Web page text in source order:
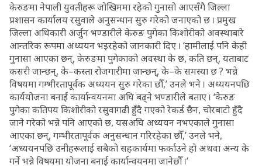
केरुङमा नेपाली युवतीहरू जोखिममा रहेको गुनासो आएसँगै जिल्ला
प्रशासन कार्यालय रसुवाले अनुसन्धान सुरु गरेको जनाएको छ । प्रमुख
जिल्ला अधिकारी अर्जुन भण्डारीले केरुङ पुगेका किशोरीको अवस्थाबारे
आन्तरिक रूपमा अध्ययन भइरहेको जानकारी दिए । ‘हामीलाई पनि केही
गुनासा आएका छन्, केरुङमा पुगेकाको अवस्था के छ, कति छन्, यताबाट
कसरी जान्छन्, के–कस्ता रोजगारीमा जान्छन्, के–के समस्या छ ? भन्ने
विषयमा गम्भीरतापूर्वक अध्ययन सुरु गरेका छौँ,’ उनले भने । अध्ययनपछि
कार्ययोजना बनाई कार्यान्वयनमा अघि बढ्ने भण्डारीले बताए । ‘केरुङ
पुगेका कतिपय किशोरीको रसुवागढी हुँदै गएको रेकर्ड छैन, चोरबाटो हुँदै
जाने गरेको भन्ने पनि आएको छ, यसअघि अध्ययन नभएकाले गुनासा
आएका छन्, गम्भीरतापूर्वक अनुसन्धान गरिरहेका छौँ,’ उनले भने,
‘अध्ययनपछि उनीहरूलाई सबैको सहकार्यमा फर्काउने हो अथवा अन्य के
गर्ने भन्ने विषयमा योजना बनाई कार्यान्वयनमा जानेछौँ ।’